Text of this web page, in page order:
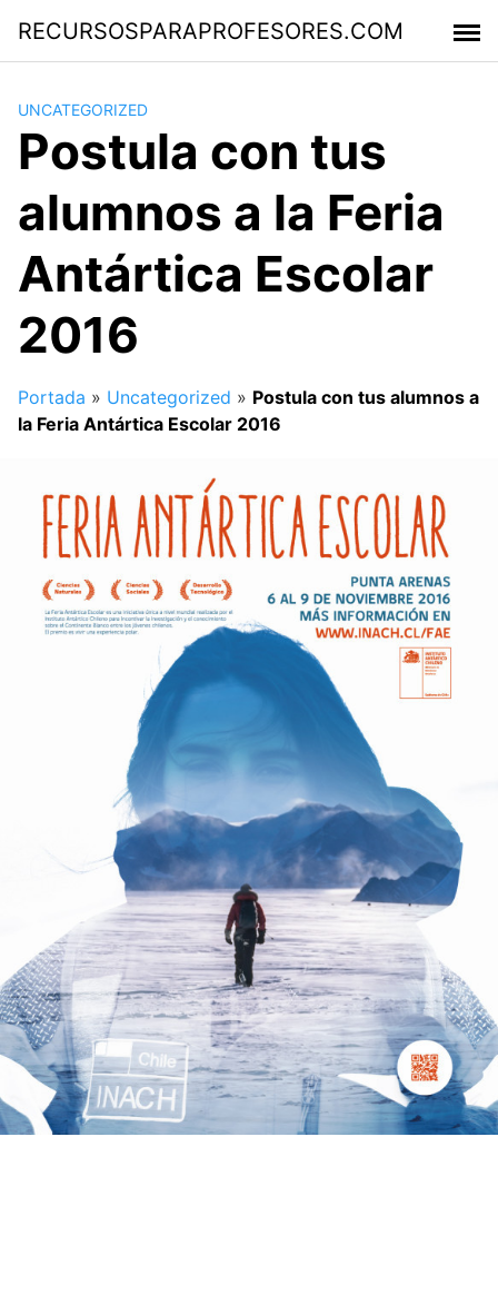
contenido
RECURSOSPARAPROFESORES.COM
UNCATEGORIZED
Postula con tus
alumnos a la Feria
Antártica Escolar
2016
Portada » Uncategorized » Postula con tus alumnos a
la Feria Antártica Escolar 2016